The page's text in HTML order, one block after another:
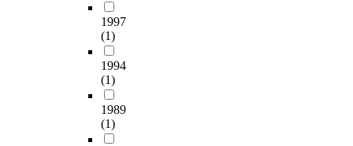
1997
(1)
1994
(1)
1989
(1)